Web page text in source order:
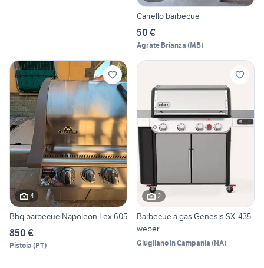
Carrello barbecue
50 €
Agrate Brianza (MB)
4
Bbq barbecue Napoleon Lex 605
850 €
Pistoia (PT)
2
Barbecue a gas Genesis SX-435
weber
Giugliano in Campania (NA)